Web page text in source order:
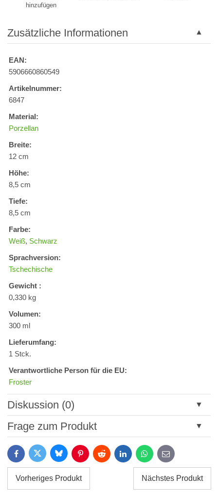
hinzufügen
Zusätzliche Informationen
EAN:
5906660860549
Artikelnummer:
6847
Material:
Porzellan
Breite:
12 cm
Höhe:
8,5 cm
Tiefe:
8,5 cm
Farbe:
Weiß, Schwarz
Sprachversion:
Tschechische
Gewicht :
0,330 kg
Volumen:
300 ml
Lieferumfang:
1 Stck.
Verantwortliche Person für die EU:
Froster
Diskussion (0)
Neuer Kommentar
Titel:
Name:*
Frage zum Produkt
*
FacebookTwitter BlueskyPinterestReddit LinkedInWhatsApp
E-
mail
Vorheriges Produkt Nächstes Produkt